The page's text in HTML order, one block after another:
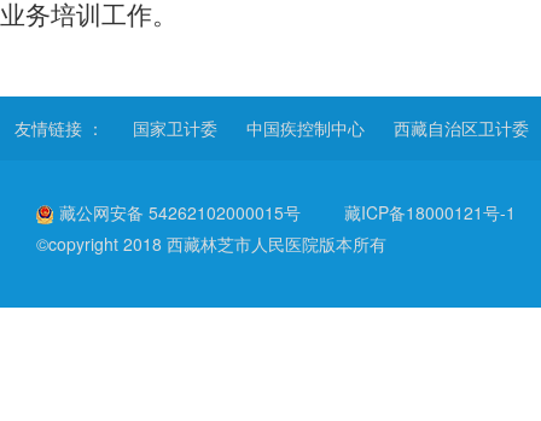
业务培训工作。
友情链接 ： 国家卫计委 中国疾控制中心 西藏自治区卫计委
藏公网安备 54262102000015号
藏ICP备18000121号-1
©copyright 2018 西藏林芝市人民医院版本所有